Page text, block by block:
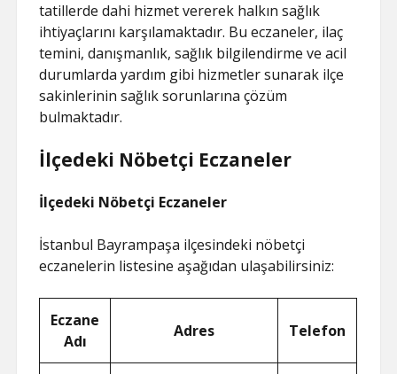
tatillerde dahi hizmet vererek halkın sağlık
ihtiyaçlarını karşılamaktadır. Bu eczaneler, ilaç
temini, danışmanlık, sağlık bilgilendirme ve acil
durumlarda yardım gibi hizmetler sunarak ilçe
sakinlerinin sağlık sorunlarına çözüm
bulmaktadır.
İlçedeki Nöbetçi Eczaneler
İlçedeki Nöbetçi Eczaneler
İstanbul Bayrampaşa ilçesindeki nöbetçi
eczanelerin listesine aşağıdan ulaşabilirsiniz:
Eczane
Adı
Adres Telefon